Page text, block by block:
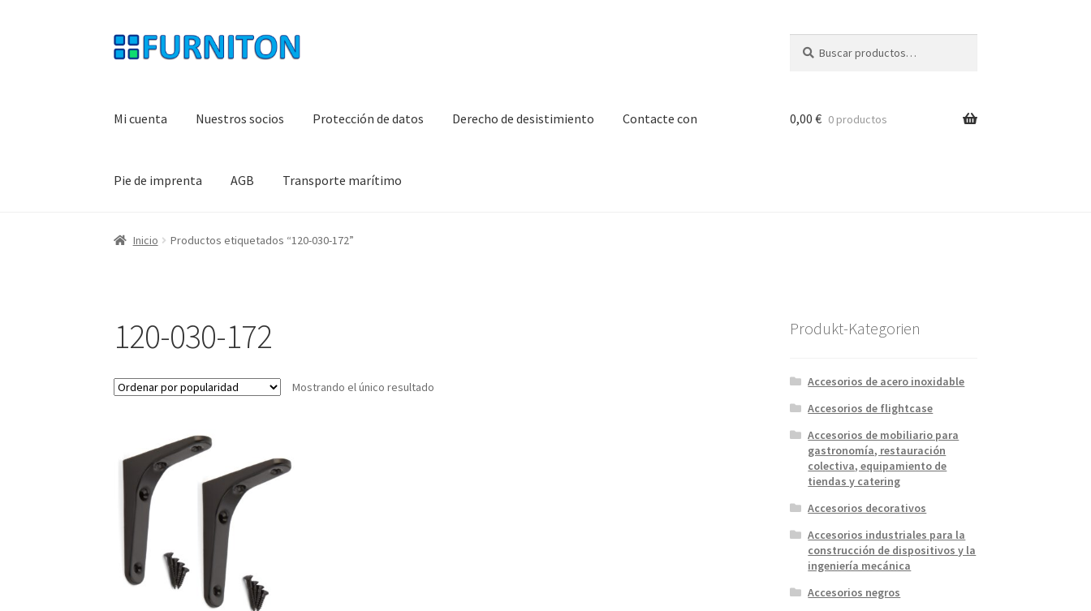
Ir
a
Ir
al
por:
Mi cuenta Nuestros socios Protección de datos Derecho de desistimiento Contacte con
Pie de imprenta AGB Transporte marítimo
0,00 € 0 productos
Inicio Productos etiquetados “120-030-172”
120-030-172
Mostrando el único resultado
Produkt-Kategorien
Accesorios de acero inoxidable
Accesorios de flightcase
Accesorios de mobiliario para
gastronomía, restauración
colectiva, equipamiento de
tiendas y catering
Accesorios decorativos
Accesorios industriales para la
construcción de dispositivos y la
ingeniería mecánica
Accesorios negros